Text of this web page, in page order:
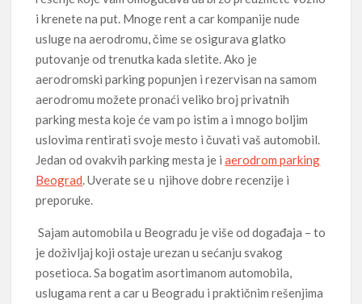
i krenete na put. Mnoge rent a car kompanije nude
usluge na aerodromu, čime se osigurava glatko
putovanje od trenutka kada sletite. Ako je
aerodromski parking popunjen i rezervisan na samom
aerodromu možete pronaći veliko broj privatnih
parking mesta koje će vam po istim a i mnogo boljim
uslovima rentirati svoje mesto i čuvati vaš automobil.
Jedan od ovakvih parking mesta je iaerodrom parking
Beograd. Uverate se u njihove dobre recenzije i
preporuke.
Sajam automobila u Beogradu je više od događaja – to
je doživljaj koji ostaje urezan u sećanju svakog
posetioca. Sa bogatim asortimanom automobila,
uslugama rent a car u Beogradu i praktičnim rešenjima